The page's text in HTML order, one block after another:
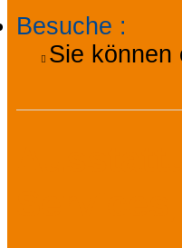
Besuche :
Sie können